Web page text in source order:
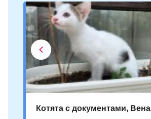
Котята с документами, Вена